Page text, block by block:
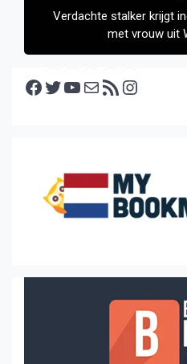
Verdachte stalker krijgt
met vrouw uit
Facebook Twitter YouTube E-mail RSS feed